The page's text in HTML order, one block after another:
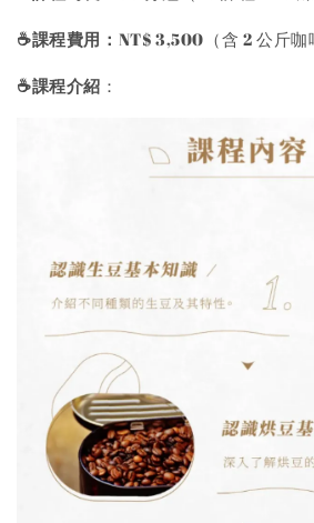
☕️課程費用： NT$ 3,500（含 2 公斤咖
☕️課程介紹 ：